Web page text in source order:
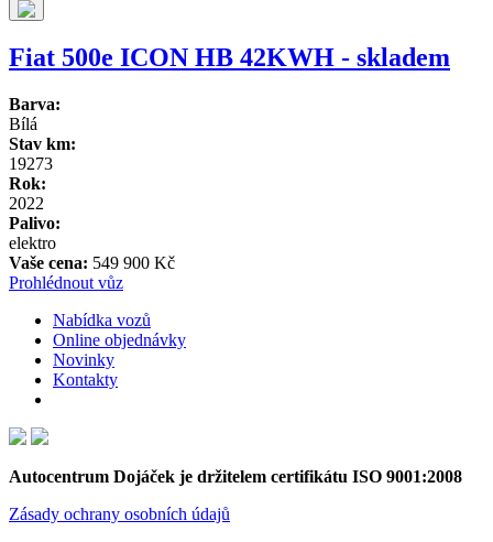
Fiat 500e ICON HB 42KWH - skladem
Barva:
Bílá
Stav km:
19273
Rok:
2022
Palivo:
elektro
Vaše cena: 549 900 Kč
Prohlédnout vůz
Nabídka vozů
Online objednávky
Novinky
Kontakty
Autocentrum Dojáček je držitelem certifikátu ISO 9001:2008
Zásady ochrany osobních údajů